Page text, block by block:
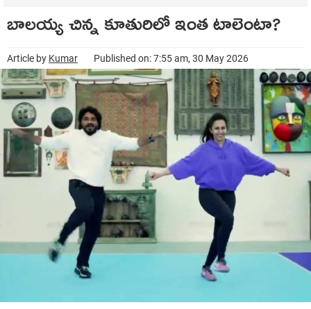
బాల‌య్య చిన్న కూతురిలో ఇంత టాలెంటా?
Article by Kumar Published on: 7:55 am, 30 May 2026